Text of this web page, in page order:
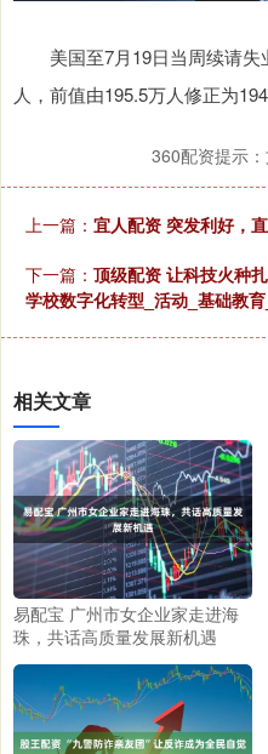
美国至7月19日当周续请失
人，前值由195.5万人修正为
360配资提示：
上一篇： 宜人配资 突发利好，
下一篇： 顶级配资 让科技火种
学校数字化转型_活动_基础教
相关文章
易配宝 广州市女企业家走进海
珠，共话高质量发展新机遇